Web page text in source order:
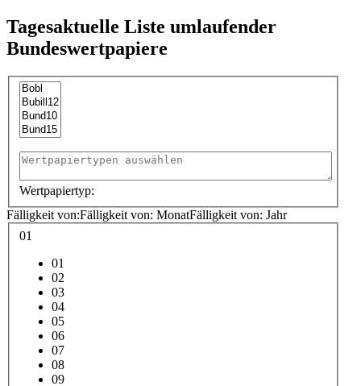
Tagesaktuelle Liste umlaufender
Bundeswertpapiere
Wertpapiertyp:
Fälligkeit von:Fälligkeit von: MonatFälligkeit von: Jahr
01
01
02
03
04
05
06
07
08
09